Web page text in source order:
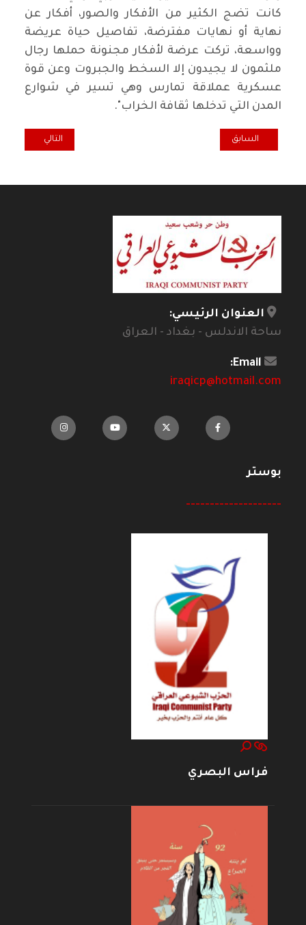
كانت تضج الكثير من الأفكار والصور، أفكار عن
نهاية أو نهايات مفترضة، تفاصيل حياة عريضة
وواسعة، تركت عرضة لأفكار مجنونة حملها رجال
ملثمون لا يجيدون إلا السخط والجبروت وعن قوة
عسكرية عملاقة تمارس وهي تسير في شوارع
المدن التي تدخلها ثقافة الخراب".
المقال السابق: قصائد محاذية للنهر.. ديوان شعر للعراقية ندا الخوام
السابق المقال التالي:
التالي
العنوان الرئيسي:
ساحة الاندلس - بغداد - العراق
Email:
iraqicp@hotmail.com
بوستر
--------------------
فراس البصري